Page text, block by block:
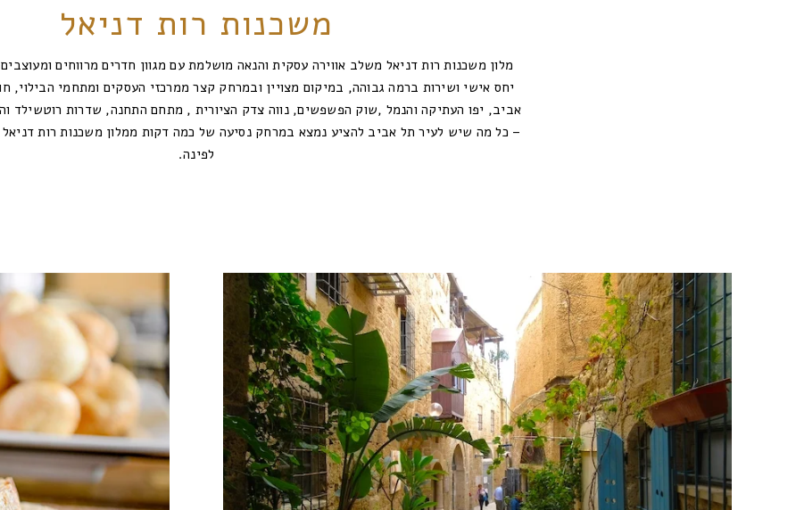
משכנות רות דניאל
מלון משכנות רות דניאל משלב אווירה עסקית והנאה מושלמת עם מגוון חדרים מרווחים
יחס אישי ושירות ברמה גבוהה, במיקום מצויין ובמרחק קצר ממרכזי העסקים ומתחמי הבילוי,
אביב, יפו העתיקה והנמל ,שוק הפשפשים, נווה צדק הציורית , מתחם התחנה, שדרות רוטשילד
– כל מה שיש לעיר תל אביב להציע נמצא במרחק נסיעה של כמה דקות ממלון משכנות רות
לפינה.